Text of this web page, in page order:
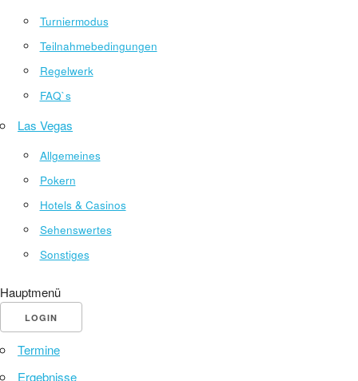
Turniermodus
Teilnahmebedingungen
Regelwerk
FAQ`s
Las Vegas
Allgemeines
Pokern
Hotels & Casinos
Sehenswertes
Sonstiges
Hauptmenü
LOGIN
Termine
Ergebnisse